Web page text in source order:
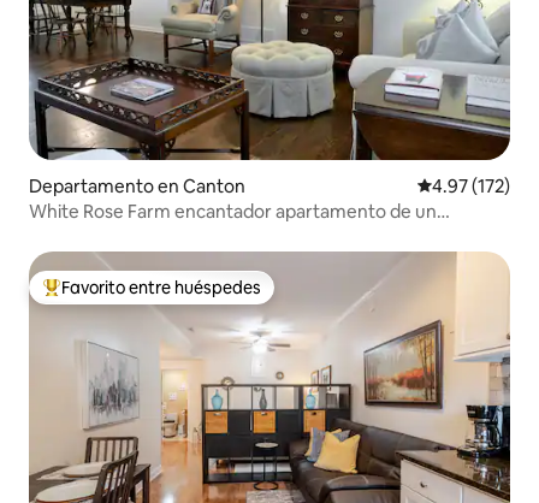
Departamento en Canton Calificación
4.97 (172)
White Rose Farm encantador apartamento de un
De los mejores en Favorito entre huéspedes
Favorito entre huéspedes